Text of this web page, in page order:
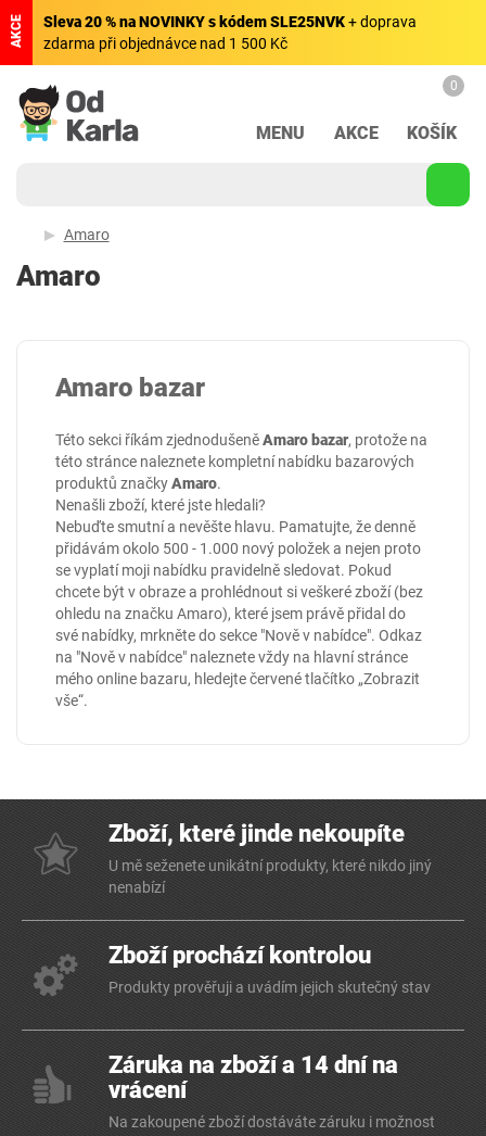
AKCE Sleva 20 % na NOVINKY s kódem SLE25NVK+ doprava
zdarma při objednávce nad 1 500 Kč
MENU AKCE
0
KOŠÍK
Amaro
Amaro
Amaro bazar
Této sekci říkám zjednodušeněAmaro bazar, protože na
této stránce naleznete kompletní nabídku bazarových
produktů značkyAmaro.
Nenašli zboží, které jste hledali?
Nebuďte smutní a nevěšte hlavu. Pamatujte, že denně
přidávám okolo 500 - 1.000 nový položek a nejen proto
se vyplatí moji nabídku pravidelně sledovat. Pokud
chcete být v obraze a prohlédnout si veškeré zboží (bez
ohledu na značku Amaro), které jsem právě přidal do
své nabídky, mrkněte do sekce "Nově v nabídce". Odkaz
na "Nově v nabídce" naleznete vždy na hlavní stránce
mého online bazaru, hledejte červené tlačítko „Zobrazit
vše“.
Zboží, které jinde nekoupíte
U mě seženete unikátní produkty, které nikdo jiný
nenabízí
Zboží prochází kontrolou
Produkty prověřuji a uvádím jejich skutečný stav
Záruka na zboží a 14 dní na
vrácení
Na zakoupené zboží dostáváte záruku i možnost